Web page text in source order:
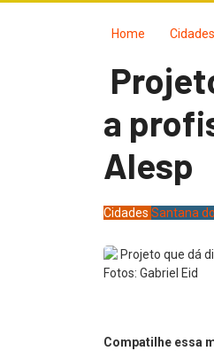
Home Cidades
a
Alesp
Cidades Santana
Fotos: Gabriel Eid
Compatilhe essa